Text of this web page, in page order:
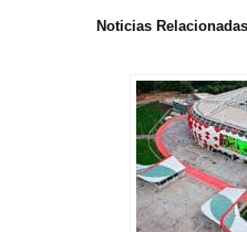
Noticias